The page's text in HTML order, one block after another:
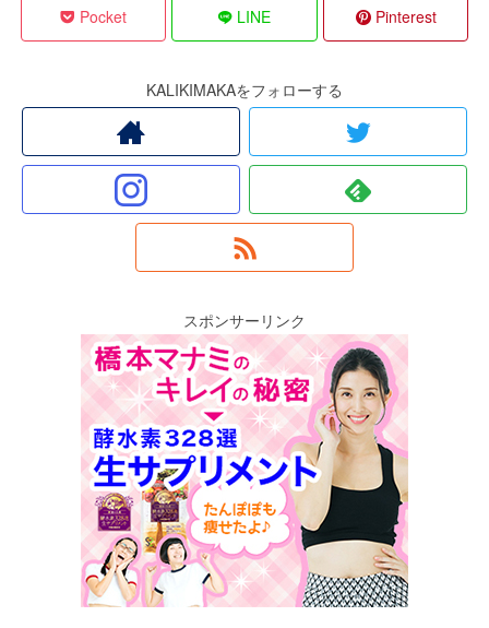
Pocket LINE Pinterest
KALIKIMAKAをフォローする
スポンサーリンク